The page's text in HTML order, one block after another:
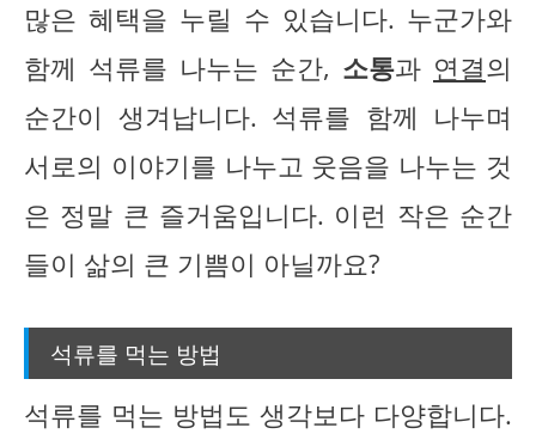
많은 혜택을 누릴 수 있습니다. 누군가와
함께 석류를 나누는 순간, 소통과 연결의
순간이 생겨납니다. 석류를 함께 나누며
서로의 이야기를 나누고 웃음을 나누는 것
은 정말 큰 즐거움입니다. 이런 작은 순간
들이 삶의 큰 기쁨이 아닐까요?
석류를 먹는 방법
석류를 먹는 방법도 생각보다 다양합니다.